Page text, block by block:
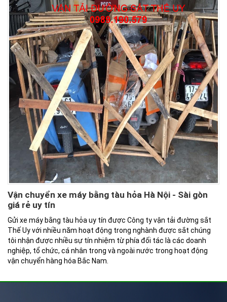
Vận chuyển xe máy bằng tàu hỏa Hà Nội - Sài gòn
giá rẻ uy tín
Gửi xe máy bằng tàu hỏa uy tín được Công ty vận tải đường sắt
Thế Uy với nhiều năm hoạt động trong nghành được sắt chúng
tôi nhận được nhiều sự tín nhiệm từ phía đối tác là các doanh
nghiệp, tổ chức, cá nhân trong và ngoài nước trong hoạt động
vận chuyển hàng hóa Bắc Nam.